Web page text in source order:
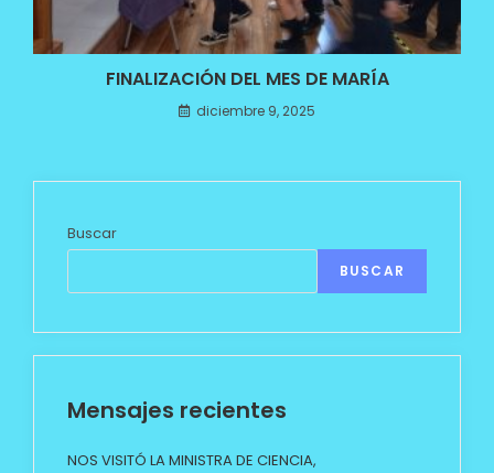
FINALIZACIÓN DEL MES DE MARÍA
diciembre 9, 2025
Buscar
BUSCAR
Mensajes recientes
NOS VISITÓ LA MINISTRA DE CIENCIA,